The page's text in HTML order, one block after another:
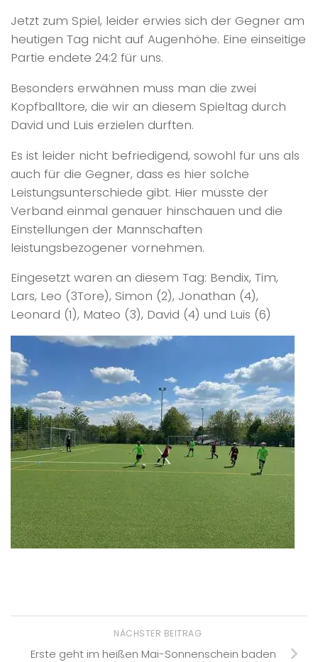
Jetzt zum Spiel, leider erwies sich der Gegner am
heutigen Tag nicht auf Augenhöhe. Eine einseitige
Partie endete 24:2 für uns.
Besonders erwähnen muss man die zwei
Kopfballtore, die wir an diesem Spieltag durch
David und Luis erzielen durften.
Es ist leider nicht befriedigend, sowohl für uns als
auch für die Gegner, dass es hier solche
Leistungsunterschiede gibt. Hier müsste der
Verband einmal genauer hinschauen und die
Einstellungen der Mannschaften
leistungsbezogener vornehmen.
Eingesetzt waren an diesem Tag: Bendix, Tim,
Lars, Leo (3Tore), Simon (2), Jonathan (4),
Leonard (1), Mateo (3), David (4) und Luis (6)
NÄCHSTER BEITRAG
Erste geht im heißen Mai-Sonnenschein baden